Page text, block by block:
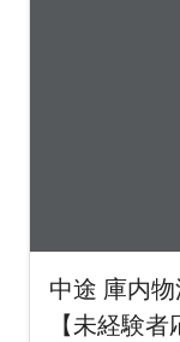
中途 庫内
【未経験者